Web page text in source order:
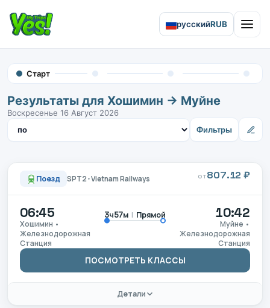
русскийRUB Open
Старт
Результаты для Хошимин → Муйне
Воскресенье 16 Август 2026
Фильтры
Сортировать результаты
Поезд SPT2 •Vietnam Railways ОТ807.12 ₽
06:45
Хошимин •
Железнодорожная
Станция
3ч57м | Прямой 10:42
Муйне •
Железнодорожная
Станция
ПОСМОТРЕТЬ КЛАССЫ
Детали